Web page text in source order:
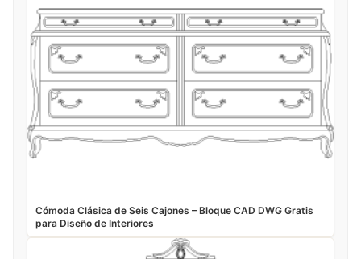
Cómoda Clásica de Seis Cajones – Bloque CAD DWG Gratis
para Diseño de Interiores